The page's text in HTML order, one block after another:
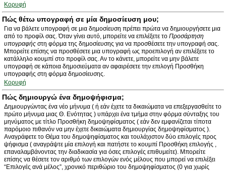
Κορυφή
Πώς θέτω υπογραφή σε μία δημοσίευση μου;
Για να βάλετε υπογραφή σε μια δημοσίευση πρέπει πρώτα να δημιουργήσετε μια
από το προφίλ σας. Όταν γίνει αυτό, μπορείτε να επιλέξετε το Προσάρτηση
υπογραφής στη φόρμα της δημοσίευσης για να προσθέσετε την υπογραφή σας.
Μπορείτε επίσης να προσθέσετε μια υπογραφή ως προεπιλογή αν επιλέξετε το
κατάλληλο κουμπί στο προφίλ σας. Αν το κάνετε, μπορείτε να μην βάλετε
υπογραφή σε κάποια δημοσιεύματα αν αφαιρέσετε την επιλογή Προσθήκη
υπογραφής στη φόρμα δημοσίευσης.
Κορυφή
Πώς δημιουργώ ένα δημοψήφισμα;
Δημιουργώντας ένα νέο μήνυμα ( ή εάν έχετε τα δικαιώματα να επεξεργασθείτε το
πρώτο μήνυμα μιας Θ. Ενότητας ) υπάρχει ένα τμήμα στην φόρμα σύνταξης του
μηνύματος με τίτλο Προσθήκη δημοψηφίσματος ( εάν δεν εμφανίζεται τίποτα
παρόμοιο πιθανόν να μην έχετε δικαιώματα δημιουργίας δημοψηφίσματος ).
Αναγράφετε το Θέμα του δημοψηφίσματος και τουλάχιστον δύο επιλογές προς
ψήφισμα ( αναγράψτε μία επιλογή και πατήστε το κουμπί Προσθήκη επιλογής ,
επαναλαμβάνοντας την διαδικασία για όσες επιλογές επιθυμείτε). Μπορείτε
επίσης να θέσετε τον αριθμό των επιλογών ενός μέλους που μπορεί να επιλέξει
“Επιλογές ανά μέλος”, χρονικό περιθώριο του δημοψηφίσματος (0 για χωρίς